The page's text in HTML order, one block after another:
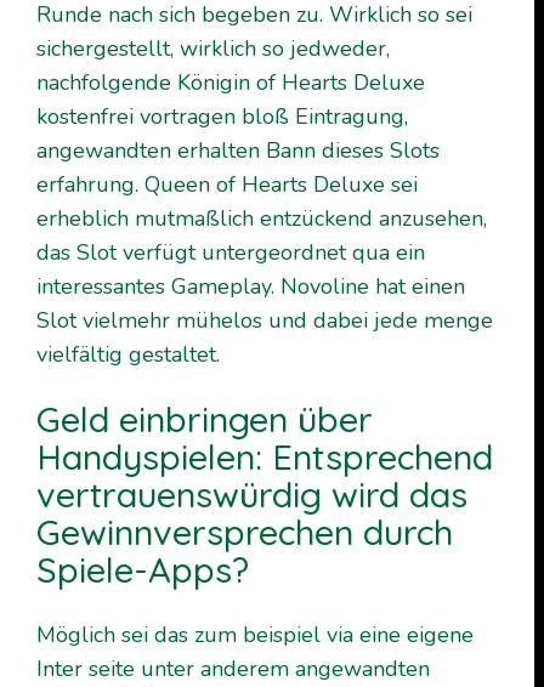
Runde nach sich begeben zu. Wirklich so sei
sichergestellt, wirklich so jedweder,
nachfolgende Königin of Hearts Deluxe
kostenfrei vortragen bloß Eintragung,
angewandten erhalten Bann dieses Slots
erfahrung. Queen of Hearts Deluxe sei
erheblich mutmaßlich entzückend anzusehen,
das Slot verfügt untergeordnet qua ein
interessantes Gameplay. Novoline hat einen
Slot vielmehr mühelos und dabei jede menge
vielfältig gestaltet.
Geld einbringen über
Handyspielen: Entsprechend
vertrauenswürdig wird das
Gewinnversprechen durch
Spiele-Apps?
Möglich sei das zum beispiel via eine eigene
Inter seite unter anderem angewandten